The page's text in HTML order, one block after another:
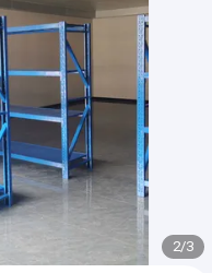
2/3